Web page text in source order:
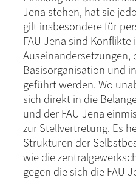
Jena stehen, hat sie
gilt insbesondere für
FAU Jena sind
Basisorganisation und
geführt werden. Wo
sich direkt in die
und der FAU Jena
zur Stellvertretung. Es
Strukturen der
wie die
gegen die sich die FAU